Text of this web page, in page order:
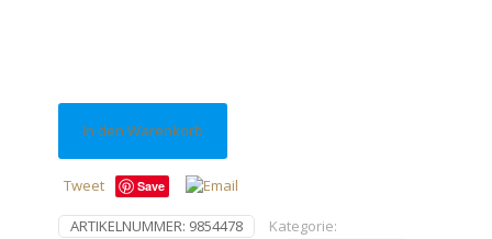
In den Warenkorb
Tweet Save
ARTIKELNUMMER: 9854478
Kategorie: